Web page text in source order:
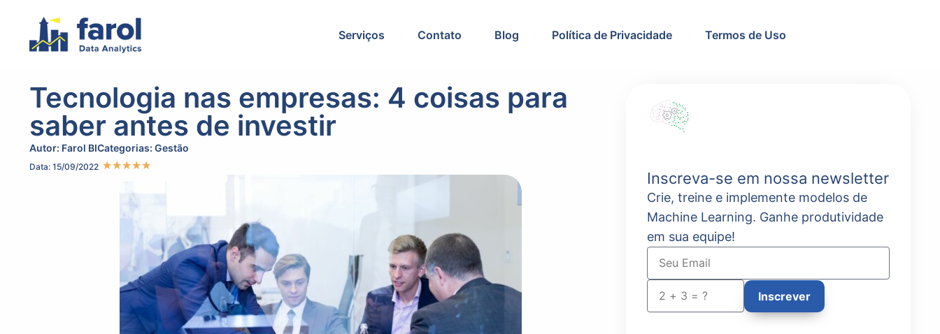
Serviços Contato Blog Política de Privacidade Termos de Uso
Tecnologia nas empresas: 4 coisas para
saber antes de investir
Autor: Farol BICategorias: Gestão
Data: 15/09/2022 ★★★★★
Inscreva-se em nossa newsletter
Crie, treine e implemente modelos de
Machine Learning. Ganhe produtividade
em sua equipe!
Inscrever